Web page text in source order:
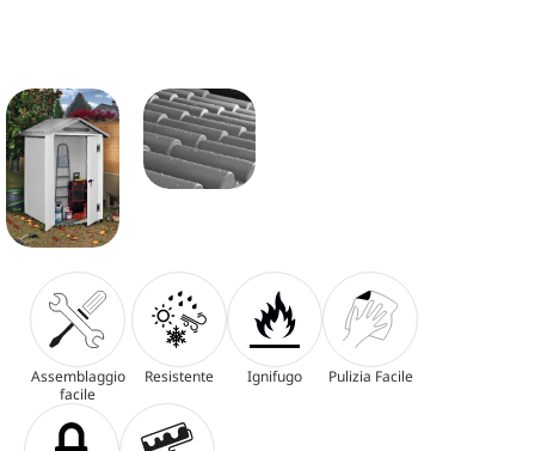
Assemblaggio
facile
Resistente Ignifugo Pulizia Facile